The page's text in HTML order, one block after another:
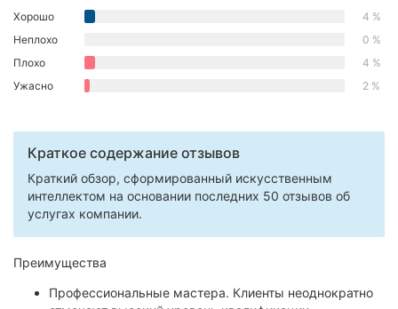
Луцк
Хорошо
4 %
Неплохо
0 %
Плохо
4 %
Ужасно
2 %
Краткое содержание отзывов
Краткий обзор, сформированный искусственным
интеллектом на основании последних 50 отзывов об
услугах компании.
Преимущества
Профессиональные мастера. Клиенты неоднократно